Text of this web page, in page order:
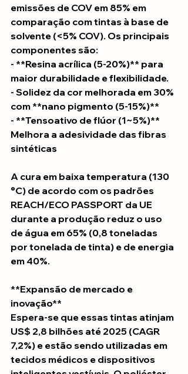
emissões de COV em 85% em
comparação com tintas à base de
solvente (<5% COV). Os principais
componentes são:
- **Resina acrílica (5-20%)** para
maior durabilidade e flexibilidade.
- Solidez da cor melhorada em 30%
com **nano pigmento (5-15%)**
- **Tensoativo de flúor (1~5%)**
Melhora a adesividade das fibras
sintéticas
A cura em baixa temperatura (130
°C) de acordo com os padrões
REACH/ECO PASSPORT da UE
durante a produção reduz o uso
de água em 65% (0,8 toneladas
por tonelada de tinta) e de energia
em 40%.
**Expansão de mercado e
inovação**
Espera-se que essas tintas atinjam
US$ 2,8 bilhões até 2025 (CAGR
7,2%) e estão sendo utilizadas em
tecidos médicos e dispositivos